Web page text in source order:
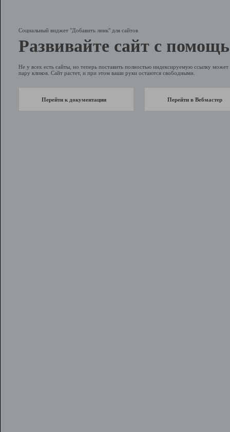
Социальный виджет "Добавить линк" для сайтов
Развивайте сайт с
Не у всех есть сайты, но теперь поставить полностью индексируемую ссылку
пару кликов. Сайт растет, и при этом ваши руки остаются свободными.
Перейти к документации Перейти в Вебмастер